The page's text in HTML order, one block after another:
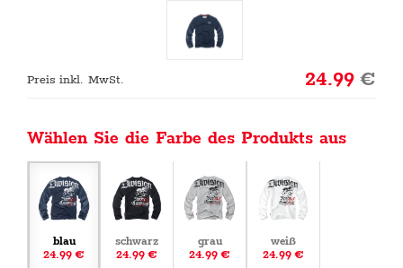
Preis inkl. MwSt. 24.99€
Wählen Sie die Farbe des Produkts aus
blau
24.99 €
schwarz
24.99 €
grau
24.99 €
weiß
24.99 €